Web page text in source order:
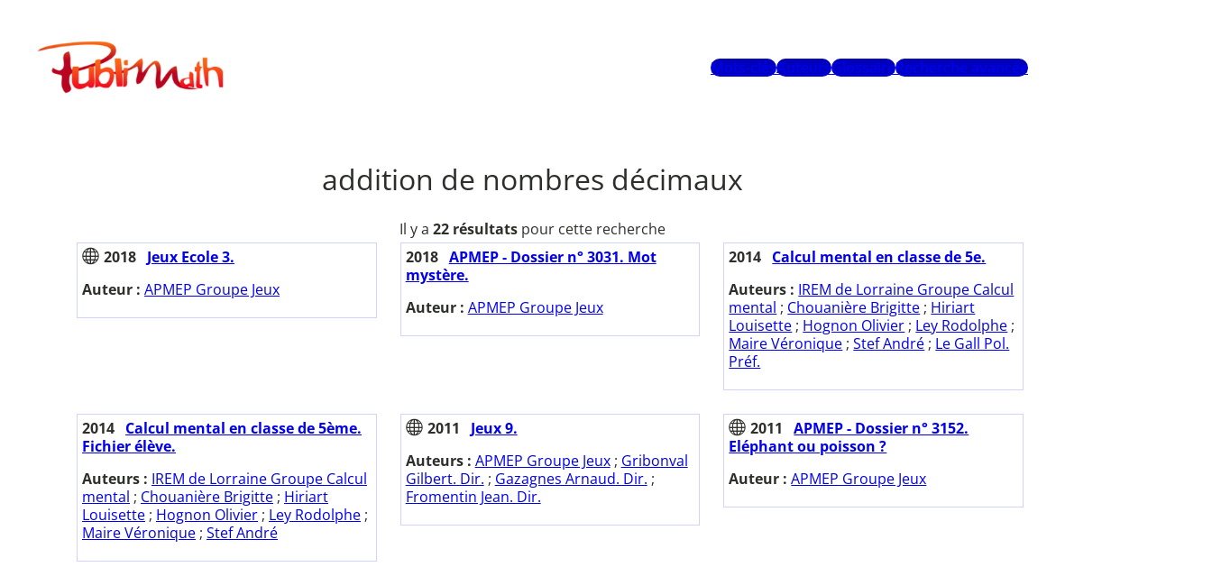
contenuPublimath
Mots-clésAuteursGlossaireRecherche avancée
addition de nombres décimaux
Il y a 22 résultatspour cette recherche
2018 Jeux Ecole 3.
Auteur : APMEP Groupe Jeux
2018 APMEP - Dossier n° 3031. Mot
mystère.
Auteur : APMEP Groupe Jeux
2014 Calcul mental en classe de 5e.
Auteurs : IREM de Lorraine Groupe Calcul
mental ; Chouanière Brigitte ; Hiriart
Louisette ; Hognon Olivier ; Ley Rodolphe ;
Maire Véronique ;Stef André ; Le Gall Pol.
Préf.
2014 Calcul mental en classe de 5ème.
Fichier élève.
Auteurs : IREM de Lorraine Groupe Calcul
mental ; Chouanière Brigitte ; Hiriart
Louisette ; Hognon Olivier ; Ley Rodolphe ;
Maire Véronique ; Stef André
2011
Jeux 9.
Auteurs : APMEP Groupe Jeux; Gribonval
Gilbert. Dir. ; Gazagnes Arnaud. Dir. ;
Fromentin Jean. Dir.
2011
APMEP - Dossier n° 3152.
Eléphant ou poisson ?
Auteur :APMEP Groupe Jeux